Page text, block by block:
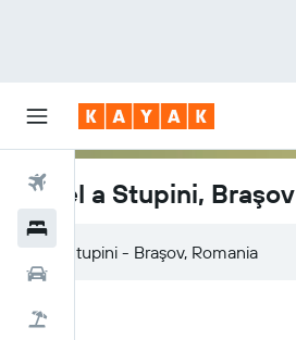
Voli
Hotel a Stupini, Braşov